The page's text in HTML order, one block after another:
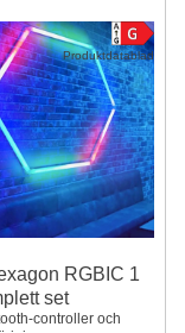
Produktdatablad
RGBIC 1
set
controller och